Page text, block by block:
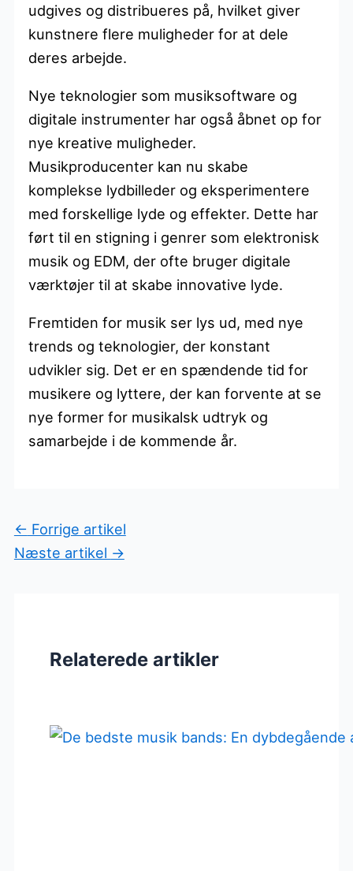
udgives og distribueres på, hvilket giver
kunstnere flere muligheder for at dele
deres arbejde.
Nye teknologier som musiksoftware og
digitale instrumenter har også åbnet op for
nye kreative muligheder.
Musikproducenter kan nu skabe
komplekse lydbilleder og eksperimentere
med forskellige lyde og effekter. Dette har
ført til en stigning i genrer som elektronisk
musik og EDM, der ofte bruger digitale
værktøjer til at skabe innovative lyde.
Fremtiden for musik ser lys ud, med nye
trends og teknologier, der konstant
udvikler sig. Det er en spændende tid for
musikere og lyttere, der kan forvente at se
nye former for musikalsk udtryk og
samarbejde i de kommende år.
← Forrige artikel
Næste artikel →
Relaterede artikler